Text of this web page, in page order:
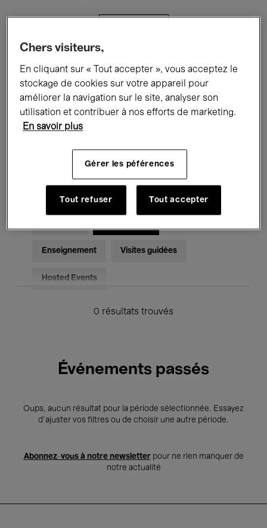
Tous les événements Concerts
Expositions Performances
Rencontres & Débats
Musique classique Global Music
Enseignement Visites guidées
Hosted Events
0 résultats trouvés
Événements passés
Oups, aucun résultat pour la période sélectionnée. Essayez
d’ajuster vos filtres ou de choisir une autre période.
Abonnez-vous à notre newsletterpour ne rien manquer de
notre actualité
Chers visiteurs,
En cliquant sur « Tout accepter », vous acceptez le
stockage de cookies sur votre appareil pour
améliorer la navigation sur le site, analyser son
utilisation et contribuer à nos efforts de marketing.
En savoir plus
Gérer les péférences
Tout refuser Tout accepter